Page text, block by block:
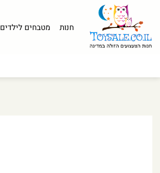
חנות
מטבחים לילדים